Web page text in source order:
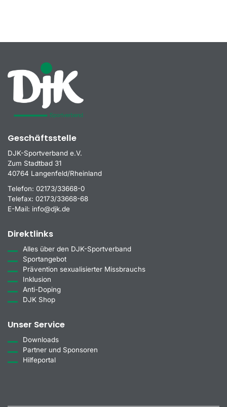
Geschäftsstelle
DJK-Sportverband e.V.
Zum Stadtbad 31
40764 Langenfeld/Rheinland
Telefon: 02173/33668-0
Telefax: 02173/33668-68
E-Mail: info@djk.de
Direktlinks
Alles über den DJK-Sportverband
Sportangebot
Prävention sexualisierter Missbrauchs
Inklusion
Anti-Doping
DJK Shop
Unser Service
Downloads
Partner und Sponsoren
Hilfeportal